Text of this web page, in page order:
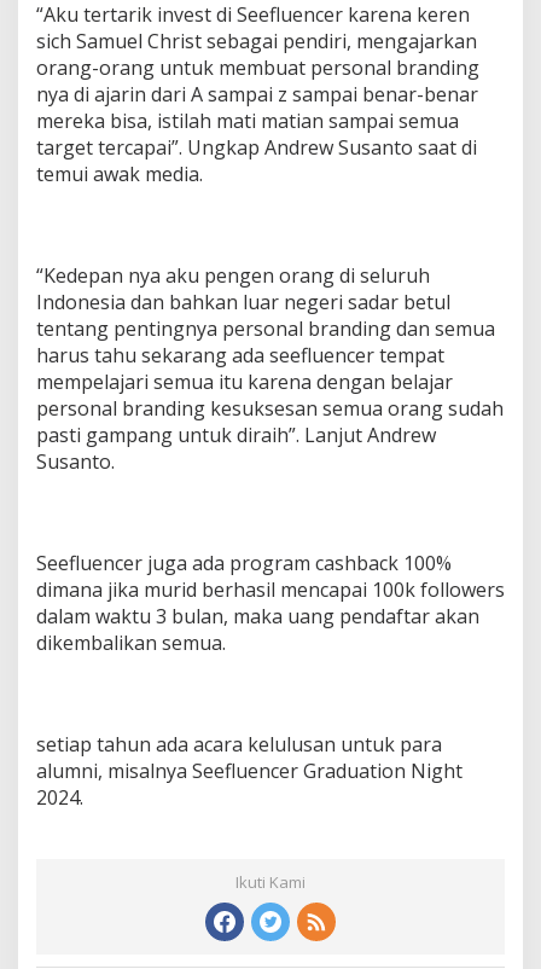
“Aku tertarik invest di Seefluencer karena keren
sich Samuel Christ sebagai pendiri, mengajarkan
orang-orang untuk membuat personal branding
nya di ajarin dari A sampai z sampai benar-benar
mereka bisa, istilah mati matian sampai semua
target tercapai”. Ungkap Andrew Susanto saat di
temui awak media.
“Kedepan nya aku pengen orang di seluruh
Indonesia dan bahkan luar negeri sadar betul
tentang pentingnya personal branding dan semua
harus tahu sekarang ada seefluencer tempat
mempelajari semua itu karena dengan belajar
personal branding kesuksesan semua orang sudah
pasti gampang untuk diraih”. Lanjut Andrew
Susanto.
Seefluencer juga ada program cashback 100%
dimana jika murid berhasil mencapai 100k followers
dalam waktu 3 bulan, maka uang pendaftar akan
dikembalikan semua.
setiap tahun ada acara kelulusan untuk para
alumni, misalnya Seefluencer Graduation Night
2024.
Ikuti Kami